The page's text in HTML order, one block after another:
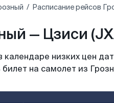
Расписание рейсов
— Цзиси
низких цен
на самолет из